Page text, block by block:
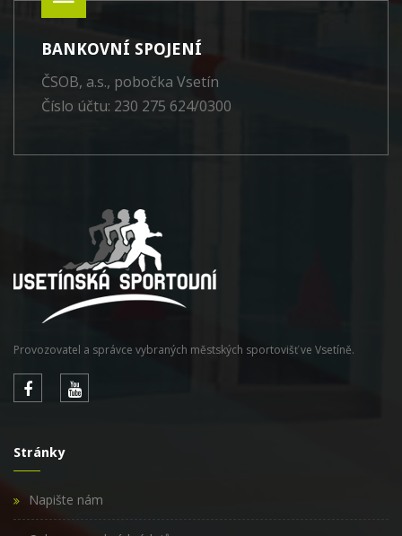
BANKOVNÍ SPOJENÍ
ČSOB, a.s., pobočka Vsetín
Číslo účtu: 230 275 624/0300
Provozovatel a správce vybraných městských sportovišť ve Vsetíně.
Stránky
Napište nám